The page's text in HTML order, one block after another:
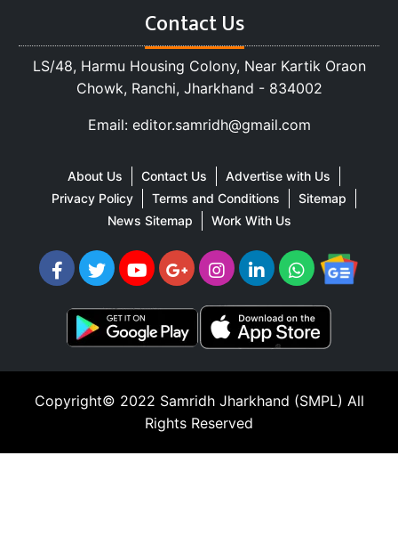
Contact Us
LS/48, Harmu Housing Colony, Near Kartik Oraon
Chowk, Ranchi, Jharkhand - 834002
Email: editor.samridh@gmail.com
About Us Contact Us
Advertise with Us
Privacy Policy
Terms and Conditions
Sitemap
News Sitemap
Work With Us
Copyright© 2022 Samridh Jharkhand (SMPL) All
Rights Reserved